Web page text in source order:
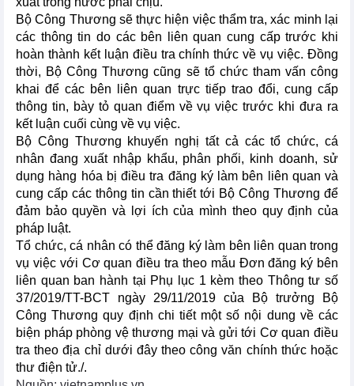
Bộ Công Thương sẽ thực hiện việc thẩm tra, xác minh lại
các thông tin do các bên liên quan cung cấp trước khi
hoàn thành kết luận điều tra chính thức về vụ việc. Đồng
thời, Bộ Công Thương cũng sẽ tổ chức tham vấn công
khai để các bên liên quan trực tiếp trao đổi, cung cấp
thông tin, bày tỏ quan điểm về vụ việc trước khi đưa ra
kết luận cuối cùng về vụ việc.
Bộ Công Thương khuyến nghị tất cả các tổ chức, cá
nhân đang xuất nhập khẩu, phân phối, kinh doanh, sử
dụng hàng hóa bị điều tra đăng ký làm bên liên quan và
cung cấp các thông tin cần thiết tới Bộ Công Thương để
đảm bảo quyền và lợi ích của mình theo quy định của
pháp luật.
Tổ chức, cá nhân có thể đăng ký làm bên liên quan trong
vụ việc với Cơ quan điều tra theo mẫu Đơn đăng ký bên
liên quan ban hành tại Phụ lục 1 kèm theo Thông tư số
37/2019/TT-BCT ngày 29/11/2019 của Bộ trưởng Bộ
Công Thương quy định chi tiết một số nội dung về các
biện pháp phòng vệ thương mại và gửi tới Cơ quan điều
tra theo địa chỉ dưới đây theo công văn chính thức hoặc
thư điện tử./.